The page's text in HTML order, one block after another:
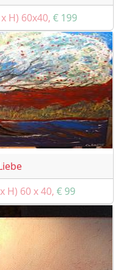
H) 60x40, € 199
H) 60 x 40, € 99